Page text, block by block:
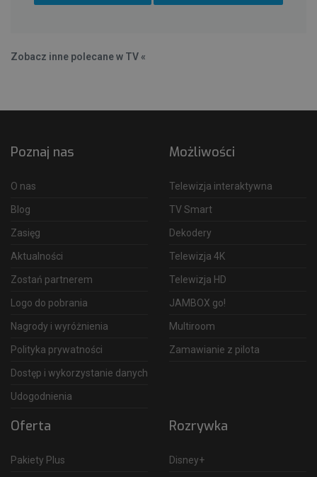
Zobacz inne polecane w TV «
Poznaj nas
O nas
Blog
Zasięg
Aktualności
Zostań partnerem
Logo do pobrania
Nagrody i wyróżnienia
Polityka prywatności
Dostęp i wykorzystanie danych
Udogodnienia
Możliwości
Telewizja interaktywna
TV Smart
Dekodery
Telewizja 4K
Telewizja HD
JAMBOX go!
Multiroom
Zamawianie z pilota
Oferta
Pakiety Plus
Rozrywka
Disney+